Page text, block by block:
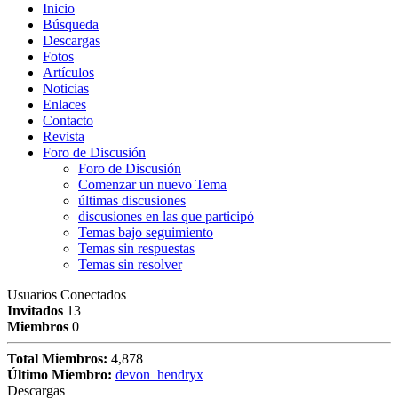
Inicio
Búsqueda
Descargas
Fotos
Artículos
Noticias
Enlaces
Contacto
Revista
Foro de Discusión
Foro de Discusión
Comenzar un nuevo Tema
últimas discusiones
discusiones en las que participó
Temas bajo seguimiento
Temas sin respuestas
Temas sin resolver
Usuarios Conectados
Invitados 13
Miembros 0
Total Miembros: 4,878
Último Miembro: devon_hendryx
Descargas